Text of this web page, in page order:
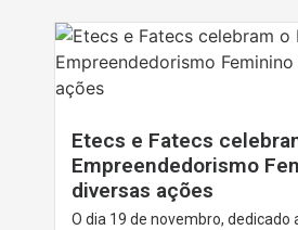
Etecs e Fatecs
Empreendedorismo
diversas ações
O dia 19 de novembro, dedicado